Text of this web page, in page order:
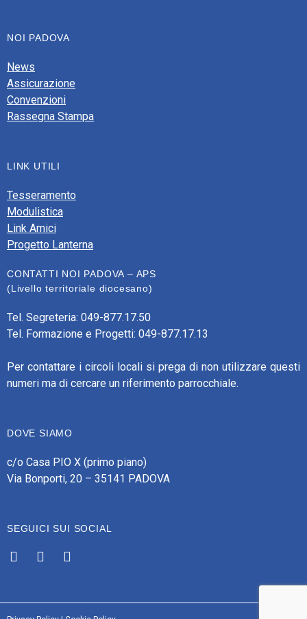
NOI PADOVA
News
Assicurazione
Convenzioni
Rassegna Stampa
LINK UTILI
Tesseramento
Modulistica
Link Amici
Progetto Lanterna
CONTATTI NOI PADOVA – APS
(Livello territoriale diocesano)
Tel. Segreteria: 049-877.17.50
Tel. Formazione e Progetti: 049-877.17.13
Per contattare i circoli locali si prega di non utilizzare questi
numeri ma di cercare un riferimento parrocchiale.
DOVE SIAMO
c/o Casa PIO X (primo piano)
Via Bonporti, 20 – 35141 PADOVA
SEGUICI SUI SOCIAL